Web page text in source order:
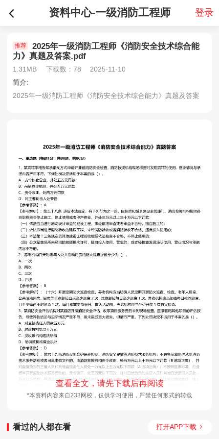
资料中心-一级消防工程师 登录
推荐
2025年一级消防工程师《消防安全技术综合能
力》真题及答案.pdf
1.31MB 下载数：78
2025-11-10
简介:
2025年一级消防工程师《消防安全技术综合能力》真题及答案
查看全文，请先下载后再阅读
*本资料内容来自233网校，仅供学习使用，严禁任何形式的转载
看过的人都在看 打开APP下载